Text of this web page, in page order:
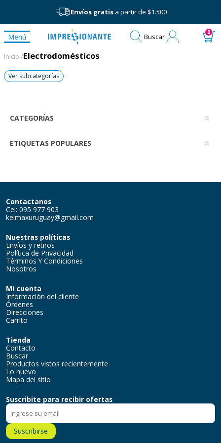
Envíos gratisa partir de $1.500
Menú Buscar 0
Electrodomésticos
Inicio /Electrodomésticos
Ver subcategorías
CATEGORÍAS
ETIQUETAS POPULARES
Contactanos
Cel: 095 977 903
kelmaxuruguay@gmail.com
Nuestras políticas
Envíos y retiros
Política de Privacidad
Términos Y Condiciones
Nosotros
Mi cuenta
Información del cliente
Órdenes
Direcciones
Carrito
Tienda
Contacto
Buscar
Productos vistos recientemente
Lo nuevo
Mapa del sitio
Suscribite para recibir ofertas
Suscribirse